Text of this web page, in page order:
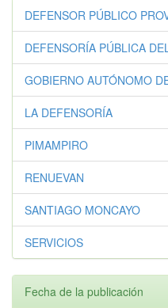
DEFENSOR PÚBLICO
DEFENSORÍA PÚBLICA
GOBIERNO AUTÓNOMO
LA DEFENSORÍA
PIMAMPIRO
RENUEVAN
SANTIAGO MONCAYO
SERVICIOS
Fecha de la publicación